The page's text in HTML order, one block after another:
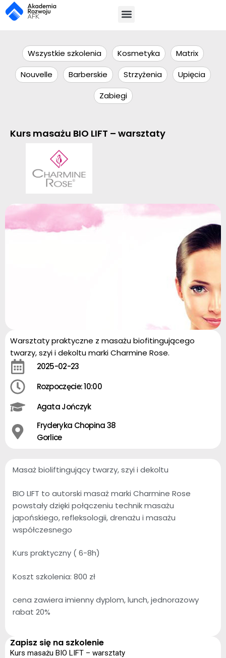
Wszystkie szkolenia Kosmetyka
Matrix
Nouvelle
Barberskie Strzyżenia
Upięcia
Zabiegi
Kurs masażu BIO LIFT – warsztaty
Warsztaty praktyczne z masażu biofitingującego
twarzy, szyi i dekoltu marki Charmine Rose.
2025-02-23
Rozpoczęcie: 10:00
Agata Jończyk
Fryderyka Chopina 38
Gorlice
Masaż bioliftingujący twarzy, szyi i dekoltu
BIO LIFT to autorski masaż marki Charmine Rose
powstały dzięki połączeniu technik masażu
japońskiego, refleksologii, drenażu i masażu
współczesnego
Kurs praktyczny ( 6-8h)
Koszt szkolenia: 800 zł
cena zawiera imienny dyplom, lunch, jednorazowy
rabat 20%
Zapisz się na szkolenie
Kurs masażu BIO LIFT – warsztaty